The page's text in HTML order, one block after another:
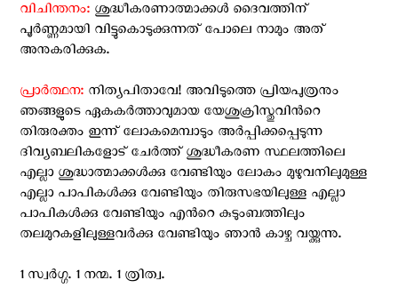
വിചിന്തനം: ശുദ്ധീകരണാത്മാക്കള്‍ ദൈവത്തിന്
പൂര്‍ണ്ണമായി വിട്ടുകൊടുക്കുന്നത് പോലെ നാമും അത്
അനുകരിക്കുക.
പ്രാര്‍ത്ഥന: നിത്യപിതാവേ! അവിടുത്തെ പ്രിയപുത്രനും
ഞങ്ങളുടെ ഏകകര്‍ത്താവുമായ യേശുക്രിസ്തുവിന്‍റെ
തിരുരക്തം ഇന്ന് ലോകമെമ്പാടും അര്‍പ്പിക്കപ്പെടുന്ന
ദിവ്യബലികളോട് ചേര്‍ത്ത് ശുദ്ധീകരണ സ്ഥലത്തിലെ
എല്ലാ ശുദ്ധാത്മാക്കള്‍ക്കു വേണ്ടിയും ലോകം മുഴുവനിലുമുള്ള
എല്ലാ പാപികള്‍ക്കു വേണ്ടിയും തിരുസഭയിലുള്ള എല്ലാ
പാപികള്‍ക്കു വേണ്ടിയും എന്‍റെ കുടുംബത്തിലും
തലമുറകളിലുള്ളവര്‍ക്കു വേണ്ടിയും ഞാന്‍ കാഴ്ച വയ്ക്കുന്നു.
1 സ്വര്‍ഗ്ഗ. 1 നന്മ. 1 ത്രിത്വ.